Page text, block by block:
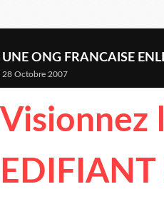
UNE ONG FRANCAISE
28 Octobre 2007
Visionnez
EDIFIANT